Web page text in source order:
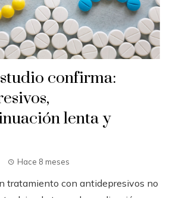
confirma:
lenta y
Hace 8 meses
tratamiento con antidepresivos no